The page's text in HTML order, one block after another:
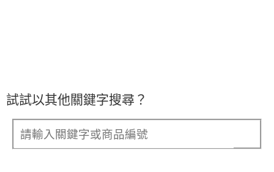
試試以其他關鍵字搜尋？